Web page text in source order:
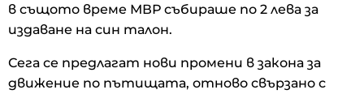
в същото време МВР събираше по 2 лева за
издаване на син талон.
Сега се предлагат нови промени в закона за
движение по пътищата, отново свързано с